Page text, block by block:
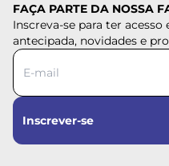
FAÇA PARTE DA NOSSA
Inscreva-se para ter acesso
antecipada, novidades e
Inscrever-se